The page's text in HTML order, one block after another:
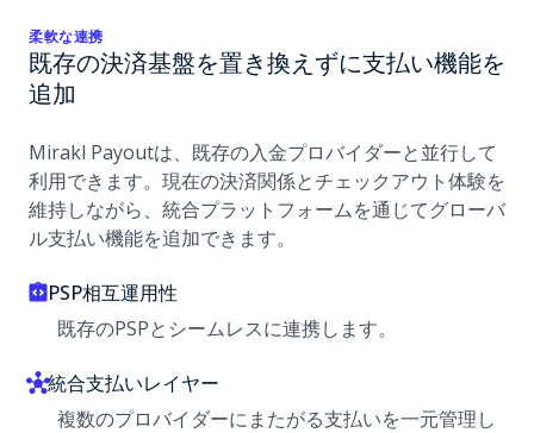
柔軟な連携
既存の決済基盤を置き換えずに支払い機能を
追加
Mirakl Payoutは、既存の入金プロバイダーと並行して
利用できます。現在の決済関係とチェックアウト体験を
維持しながら、統合プラットフォームを通じてグローバ
ル支払い機能を追加できます。
PSP相互運用性
既存のPSPとシームレスに連携します。
統合支払いレイヤー
複数のプロバイダーにまたがる支払いを一元管理し